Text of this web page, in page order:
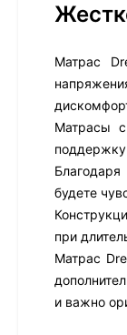
Матрас
Матрасы
будете
при
Матрас
и важно